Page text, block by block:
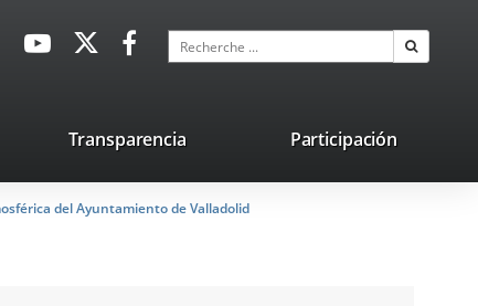
Enlace
externa.
Enlace
aplicación
externa.
Enlace
aplicación
externa.
Recherche
Transparencia Participación
del Ayuntamiento de Valladolid